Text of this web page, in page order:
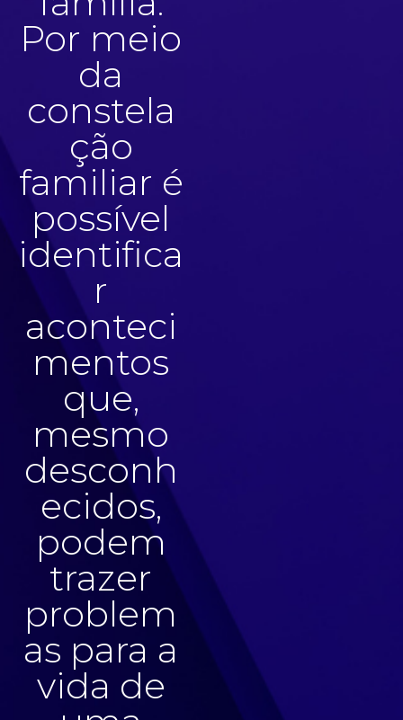
Por meio
da
constela
ção
familiar é
possível
identifica
r
aconteci
mentos
que,
mesmo
desconh
ecidos,
podem
trazer
problem
as para a
vida de